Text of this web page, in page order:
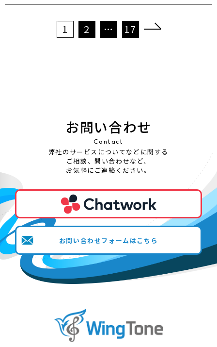
1 2 … 17
お問い合わせ
Contact
弊社のサービスについてなどに関する
ご相談、問い合わせなど、
お気軽にご連絡ください。
お問い合わせフォームはこちら